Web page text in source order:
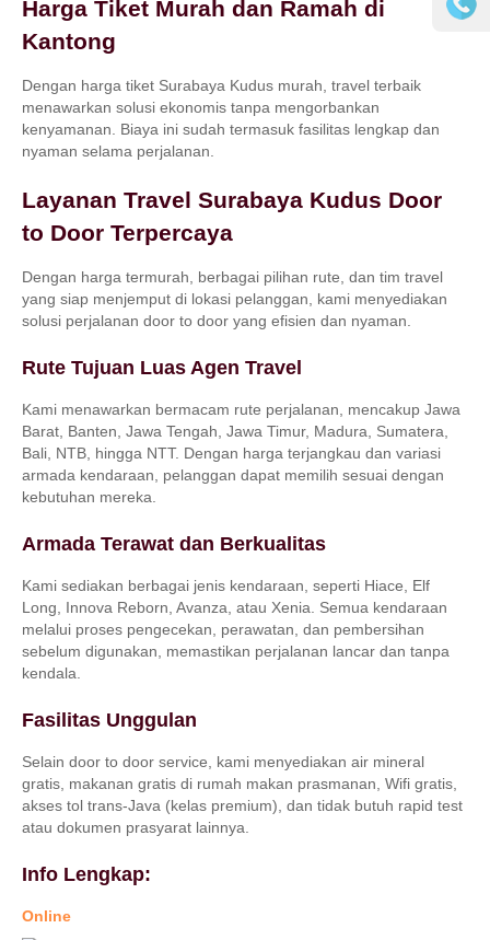
Harga Tiket Murah dan Ramah di
Kantong
Dengan harga tiket Surabaya Kudus murah, travel terbaik
menawarkan solusi ekonomis tanpa mengorbankan
kenyamanan. Biaya ini sudah termasuk fasilitas lengkap dan
nyaman selama perjalanan.
Layanan Travel Surabaya Kudus Door
to Door Terpercaya
Dengan harga termurah, berbagai pilihan rute, dan tim travel
yang siap menjemput di lokasi pelanggan, kami menyediakan
solusi perjalanan door to door yang efisien dan nyaman.
Rute Tujuan Luas Agen Travel
Kami menawarkan bermacam rute perjalanan, mencakup Jawa
Barat, Banten, Jawa Tengah, Jawa Timur, Madura, Sumatera,
Bali, NTB, hingga NTT. Dengan harga terjangkau dan variasi
armada kendaraan, pelanggan dapat memilih sesuai dengan
kebutuhan mereka.
Armada Terawat dan Berkualitas
Kami sediakan berbagai jenis kendaraan, seperti Hiace, Elf
Long, Innova Reborn, Avanza, atau Xenia. Semua kendaraan
melalui proses pengecekan, perawatan, dan pembersihan
sebelum digunakan, memastikan perjalanan lancar dan tanpa
kendala.
Fasilitas Unggulan
Selain door to door service, kami menyediakan air mineral
gratis, makanan gratis di rumah makan prasmanan, Wifi gratis,
akses tol trans-Java (kelas premium), dan tidak butuh rapid test
atau dokumen prasyarat lainnya.
Info Lengkap:
Online